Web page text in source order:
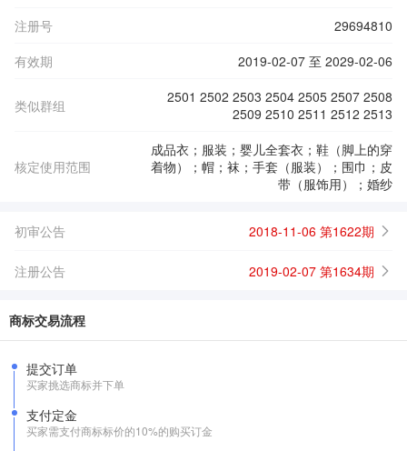
注册号
29694810
有效期
2019-02-07 至 2029-02-06
类似群组
2501 2502 2503 2504 2505 2507 2508
2509 2510 2511 2512 2513
核定使用范围
成品衣；服装；婴儿全套衣；鞋（脚上的穿
着物）；帽；袜；手套（服装）；围巾；皮
带（服饰用）；婚纱
初审公告 2018-11-06 第1622期
注册公告 2019-02-07 第1634期
商标交易流程
提交订单
买家挑选商标并下单
支付定金
买家需支付商标标价的10%的购买订金